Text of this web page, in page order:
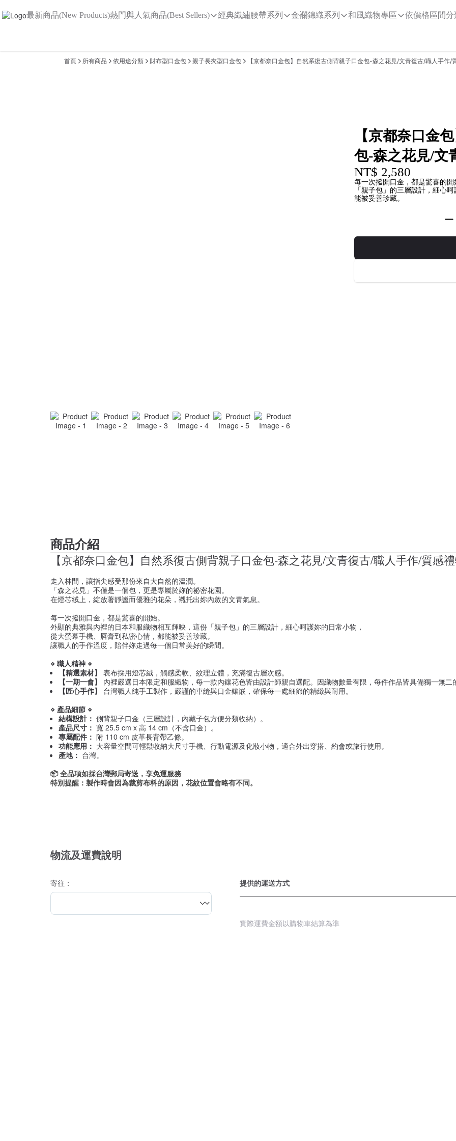
最新商品(New Products)熱門與人氣商品(Best Sellers) 經典織繡腰帶系列 金襴錦織系列 和風織物專區 依價格區間分
首頁 所有商品 依用途分類 財布型口金包 親子長夾型口金包 【京都奈口金包】自然系復古側背親子口金包-森之花見/文青復古/職人手作/
【京都奈口金
包-森之花見/文
NT$ 2,580
每一次撥開口金，都是驚喜的
「親子包」的三層設計，細心
能被妥善珍藏。
商品介紹
【京都奈口金包】自然系復古側背親子口金包-森之花見/文青復古/職人手作/質感
走入林間，讓指尖感受那份來自大自然的溫潤。
「森之花見」不僅是一個包，更是專屬於妳的祕密花園。
在燈芯絨上，綻放著靜謐而優雅的花朵，襯托出妳內斂的文青氣息。
每一次撥開口金，都是驚喜的開始。
外顯的典雅與內裡的日本和服織物相互輝映，這份「親子包」的三層設計，細心呵護妳的日常小物，
從大螢幕手機、唇膏到私密心情，都能被妥善珍藏。
讓職人的手作溫度，陪伴妳走過每一個日常美好的瞬間。
⋄ 職人精神 ⋄
【精選素材】 表布採用燈芯絨，觸感柔軟、紋理立體，充滿復古層次感。
【一期一會】
內裡嚴選日本限定和服織物，每一款內鑲花色皆由設計師親自選配。因織物數量有限，每件作品皆具備獨一無二
【匠心手作】
台灣職人純手工製作，嚴謹的車縫與口金鑲嵌，確保每一處細節的精緻與耐用。
⋄ 產品細節 ⋄
結構設計： 側背親子口金（三層設計，內藏子包方便分類收納）。
產品尺寸： 寬 25.5 cm x 高 14 cm（不含口金）。
專屬配件： 附 110 cm 皮革長背帶乙條。
功能應用： 大容量空間可輕鬆收納大尺寸手機、行動電源及化妝小物，適合外出穿搭、約會或旅行使用。
產地： 台灣。
📦 全品項如採台灣郵局寄送，享免運服務
特別提醒：製作時會因為裁剪布料的原因，花紋位置會略有不同。
物流及運費說明
寄往： 提供的運送方式
實際運費金額以購物車結算為準